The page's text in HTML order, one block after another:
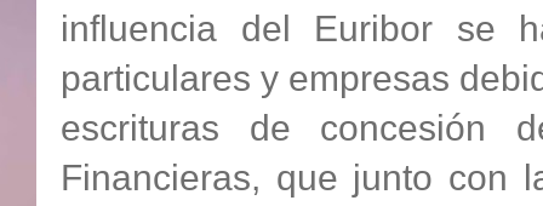
influencia del Euribor se
particulares y empresas
escrituras de concesión
Financieras, que junto con